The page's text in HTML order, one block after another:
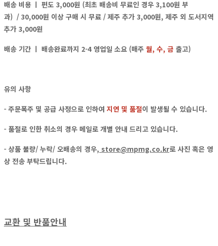
배송 비용 ㅣ 편도 3,000원 (최초 배송비 무료인 경우 3,100원 부
과) / 30,000원 이상 구매 시 무료 / 제주 추가 3,000원, 제주 외 도서지역
추가 3,000원
배송 기간 ㅣ 배송완료까지 2-4 영업일 소요 (매주 월, 수, 금 출고)
유의 사항
- 주문폭주 및 공급 사정으로 인하여 지연 및 품절이 발생될 수 있습니다.
- 품절로 인한 취소의 경우 메일로 개별 안내 드리고 있습니다.
- 상품 불량/ 누락/ 오배송의 경우, store@mpmg.co.kr로 사진 혹은 영
상 전송 부탁드립니다.
교환 및 반품안내